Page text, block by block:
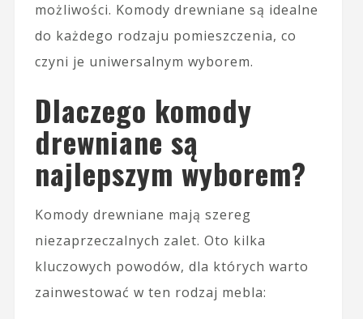
możliwości. Komody drewniane są idealne
do każdego rodzaju pomieszczenia, co
czyni je uniwersalnym wyborem.
Dlaczego komody
drewniane są
najlepszym wyborem?
Komody drewniane mają szereg
niezaprzeczalnych zalet. Oto kilka
kluczowych powodów, dla których warto
zainwestować w ten rodzaj mebla: